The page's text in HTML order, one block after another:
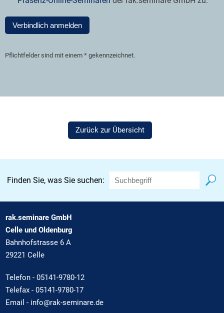
Verbindlich anmelden
Pflichtfelder sind mit einem * gekennzeichnet.
Zurück zur Übersicht
Finden Sie, was Sie suchen:
rak.seminare GmbH
Celle und Oldenburg
Bahnhofstrasse 6 A
29221 Celle
Telefon -05141-9780-12
Telefax - 05141-9780-17
Email - info@rak-seminare.de